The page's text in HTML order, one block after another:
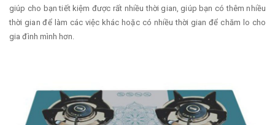
giúp cho bạn tiết kiệm được rất nhiều thời gian, giúp bạn có thêm nhiều
thời gian để làm các việc khác hoặc có nhiều thời gian để chăm lo cho
gia đình mình hơn.